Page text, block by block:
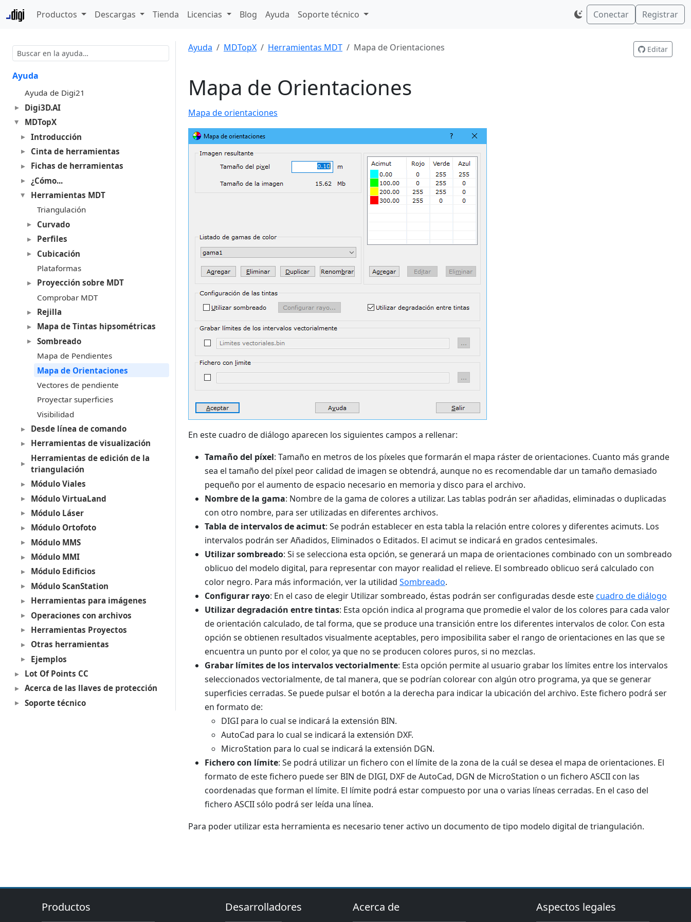
Productos Descargas Tienda Licencias Blog Ayuda Soporte técnico Conectar Registrar
Ayuda
Ayuda de Digi21
Digi3D.AI
MDTopX
Introducción
Cinta de herramientas
Fichas de herramientas
¿Cómo...
Herramientas MDT
Triangulación
Curvado
Perfiles
Cubicación
Plataformas
Proyección sobre MDT
Comprobar MDT
Rejilla
Mapa de Tintas hipsométricas
Sombreado
Mapa de Pendientes
Mapa de Orientaciones
Vectores de pendiente
Proyectar superficies
Visibilidad
Desde línea de comando
Herramientas de visualización
Herramientas de edición de la
triangulación
Módulo Viales
Módulo VirtuaLand
Módulo Láser
Módulo Ortofoto
Módulo MMS
Módulo MMI
Módulo Edificios
Módulo ScanStation
Herramientas para imágenes
Operaciones con archivos
Herramientas Proyectos
Otras herramientas
Ejemplos
Lot Of Points CC
Acerca de las llaves de protección
Soporte técnico
Ayuda MDTopX Herramientas MDT Mapa de Orientaciones Editar
Mapa de Orientaciones
Mapa de orientaciones
En este cuadro de diálogo aparecen los siguientes campos a rellenar:
Tamaño del píxel: Tamaño en metros de los píxeles que formarán el mapa ráster de orientaciones. Cuanto más grande
sea el tamaño del píxel peor calidad de imagen se obtendrá, aunque no es recomendable dar un tamaño demasiado
pequeño por el aumento de espacio necesario en memoria y disco para el archivo.
Nombre de la gama: Nombre de la gama de colores a utilizar. Las tablas podrán ser añadidas, eliminadas o duplicadas
con otro nombre, para ser utilizadas en diferentes archivos.
Tabla de intervalos de acimut: Se podrán establecer en esta tabla la relación entre colores y diferentes acimuts. Los
intervalos podrán ser Añadidos, Eliminados o Editados. El acimut se indicará en grados centesimales.
Utilizar sombreado: Si se selecciona esta opción, se generará un mapa de orientaciones combinado con un sombreado
oblicuo del modelo digital, para representar con mayor realidad el relieve. El sombreado oblicuo será calculado con
color negro. Para más información, ver la utilidad Sombreado.
Configurar rayo: En el caso de elegir Utilizar sombreado, éstas podrán ser configuradas desde estecuadro de diálogo
Utilizar degradación entre tintas: Esta opción indica al programa que promedie el valor de los colores para cada valor
de orientación calculado, de tal forma, que se produce una transición entre los diferentes intervalos de color. Con esta
opción se obtienen resultados visualmente aceptables, pero imposibilita saber el rango de orientaciones en las que se
encuentra un punto por el color, ya que no se producen colores puros, si no mezclas.
Grabar límites de los intervalos vectorialmente: Esta opción permite al usuario grabar los límites entre los intervalos
seleccionados vectorialmente, de tal manera, que se podrían colorear con algún otro programa, ya que se generar
superficies cerradas. Se puede pulsar el botón a la derecha para indicar la ubicación del archivo. Este fichero podrá ser
en formato de:
DIGI para lo cual se indicará la extensión BIN.
AutoCad para lo cual se indicará la extensión DXF.
MicroStation para lo cual se indicará la extensión DGN.
Fichero con límite: Se podrá utilizar un fichero con el límite de la zona de la cuál se desea el mapa de orientaciones. El
formato de este fichero puede ser BIN de DIGI, DXF de AutoCad, DGN de MicroStation o un fichero ASCII con las
coordenadas que forman el límite. El límite podrá estar compuesto por una o varias líneas cerradas. En el caso del
fichero ASCII sólo podrá ser leída una línea.
Para poder utilizar esta herramienta es necesario tener activo un documento de tipo modelo digital de triangulación.
Productos Desarrolladores Acerca de Aspectos legales